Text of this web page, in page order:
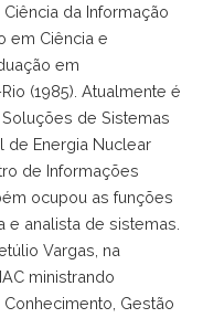
da Informação
em Ciência e
em
(1985). Atualmente é
de Sistemas
de Energia Nuclear
de Informações
ocupou as funções
e analista de sistemas.
Vargas, na
ministrando
Gestão